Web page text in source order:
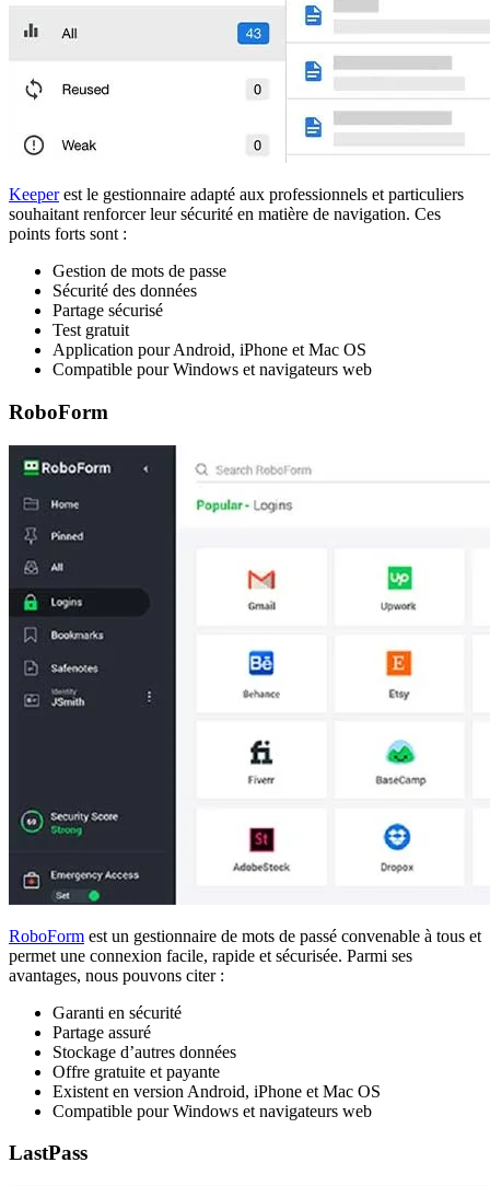
Keeperest le gestionnaire adapté aux professionnels et particuliers
souhaitant renforcer leur sécurité en matière de navigation. Ces
points forts sont :
Gestion de mots de passe
Sécurité des données
Partage sécurisé
Test gratuit
Application pour Android, iPhone et Mac OS
Compatible pour Windows et navigateurs web
RoboForm
RoboForm est un gestionnaire de mots de passé convenable à tous et
permet une connexion facile, rapide et sécurisée. Parmi ses
avantages, nous pouvons citer :
Garanti en sécurité
Partage assuré
Stockage d’autres données
Offre gratuite et payante
Existent en version Android, iPhone et Mac OS
Compatible pour Windows et navigateurs web
LastPass